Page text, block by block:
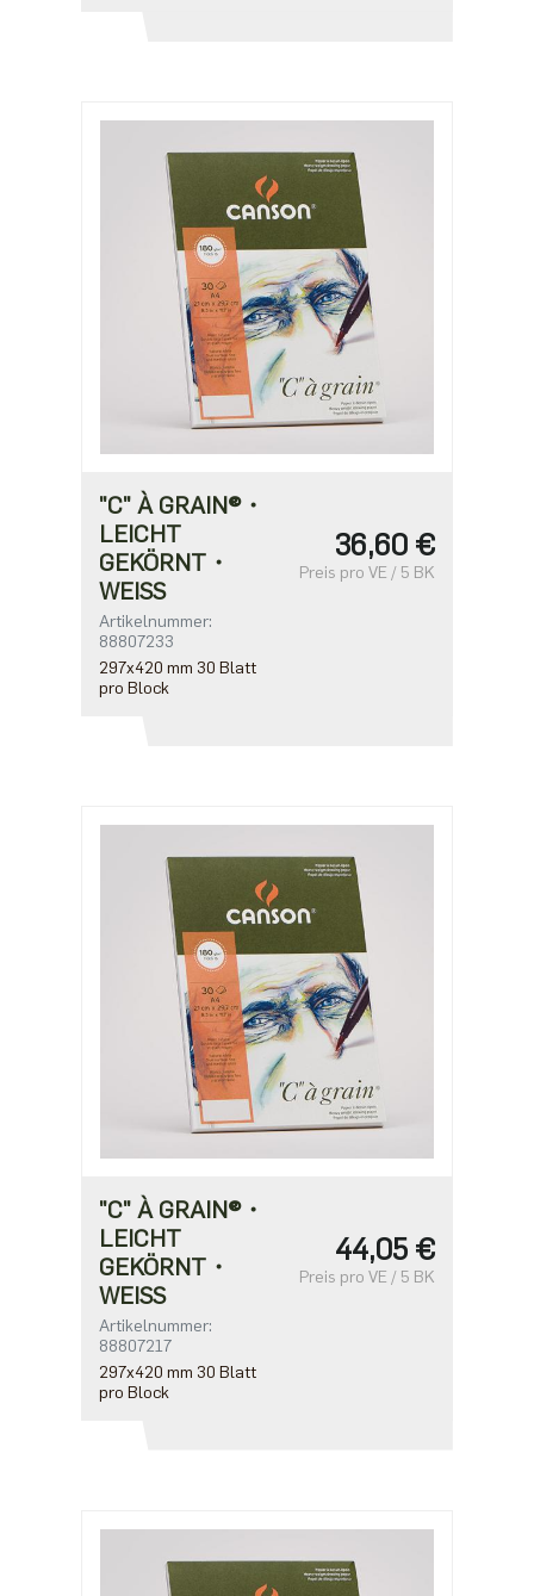
"C" À GRAIN®・
LEICHT
GEKÖRNT・
WEISS
Artikelnummer:
88807233
297x420 mm 30 Blatt
pro Block
36,60 €
Preis pro VE / 5 BK
"C" À GRAIN®・
LEICHT
GEKÖRNT・
WEISS
Artikelnummer:
88807217
297x420 mm 30 Blatt
pro Block
44,05 €
Preis pro VE / 5 BK